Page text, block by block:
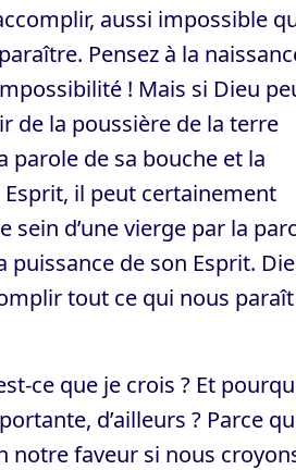
aussi impossible
Pensez à la
! Mais si Dieu
de la poussière de la terre
parole de sa bouche et la
il peut certainement
sein d’une vierge par la
puissance de son Esprit.
tout ce qui nous paraît
ce que je crois ? Et
d’ailleurs ? Parce
notre faveur si nous